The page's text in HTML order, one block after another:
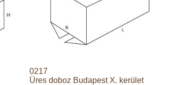
0217
Üres doboz Budapest X. kerület